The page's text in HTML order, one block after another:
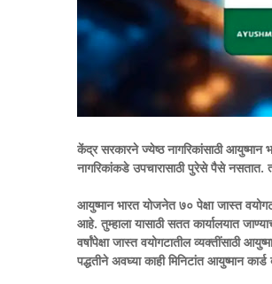
केंद्र सरकारने ज्येष्ठ नागरिकांसाठी
नागरिकांकडे उपचारासाठी पुरेसे पैसे नसतात.
आयुष्मान भारत योजनेत ७० पेक्षा जास्त
आहे. तुम्हाला यासाठी सतत कार्यालयात
वर्षांपेक्षा जास्त वयोगटातील व्यक्तींसाठी
पद्धतीने अवघ्या काही मिनिटांत आयुष्मान